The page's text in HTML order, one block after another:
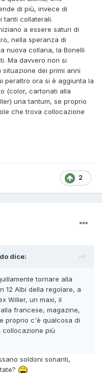
di più, invece di
tanti collaterali.
a essere saturi di
nella speranza di
nuova collana, la Bonelli
Ma davvero non si
dei primi anni
peraltro ora si è aggiunta la
(color, cartonati alla
una tantum, se proprio
che trova collocazione
2
dice:
tornare alla
12 Albi della regolare, a
Willer, un maxi, il
francese, magazine,
proprio c'è qualcosa di
più
soldoni sonanti,